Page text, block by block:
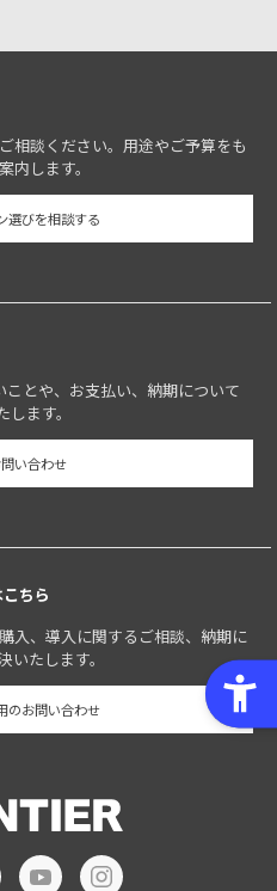
相談ください。用途やご予算をも
内します。
選びを相談する
ことや、お支払い、納期について
ます。
い合わせ
ちら
入、導入に関するご相談、納期に
たします。
のお問い合わせ